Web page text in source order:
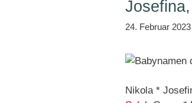
24. Februar 2023
Nikola *